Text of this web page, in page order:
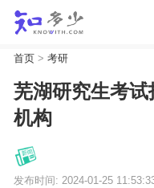
首页> 考研
芜湖研究生考试
机构
发布时间: 2024-01-25